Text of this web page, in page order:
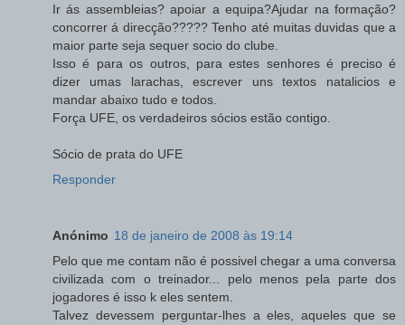
Ir ás assembleias? apoiar a equipa?Ajudar na formação?
concorrer á direcção????? Tenho até muitas duvidas que a
maior parte seja sequer socio do clube.
Isso é para os outros, para estes senhores é preciso é
dizer umas larachas, escrever uns textos natalicios e
mandar abaixo tudo e todos.
Força UFE, os verdadeiros sócios estão contigo.
Sócio de prata do UFE
Responder
Anónimo 18 de janeiro de 2008 às 19:14
Pelo que me contam não é possivel chegar a uma conversa
civilizada com o treinador... pelo menos pela parte dos
jogadores é isso k eles sentem.
Talvez devessem perguntar-lhes a eles, aqueles que se